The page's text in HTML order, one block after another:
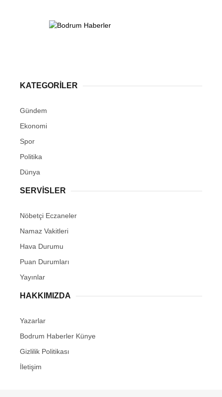
KATEGORİLER
Gündem
Ekonomi
Spor
Politika
Dünya
SERVİSLER
Nöbetçi Eczaneler
Namaz Vakitleri
Hava Durumu
Puan Durumları
Yayınlar
HAKKIMIZDA
Yazarlar
Bodrum Haberler Künye
Gizlilik Politikası
İletişim